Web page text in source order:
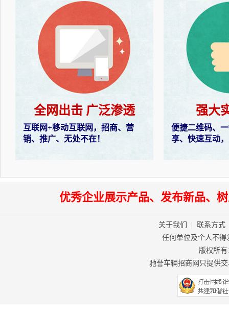
全网出击 广泛渗透
互联网+移动互联网，招商、营
销、推广、无处不在！
强大
便捷二维码、
享、快速互动
优秀企业展示产品、发布新品、
关于我们 联系方式
任何单位及个人不
版权所有
驰誉车辆招商网只提供